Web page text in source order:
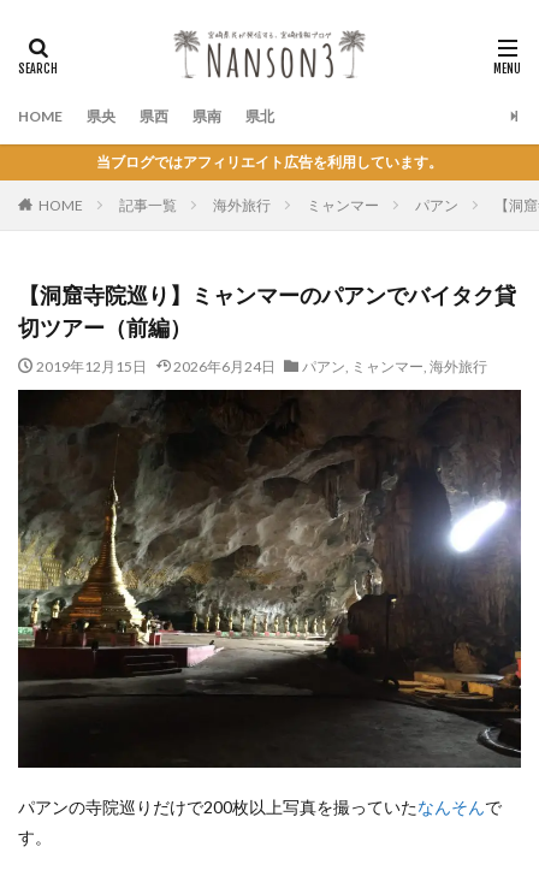
HOME 県央 県西 県南 県北
当ブログではアフィリエイト広告を利用しています。
HOME 記事一覧 海外旅行 ミャンマー パアン 【洞
【洞窟寺院巡り】ミャンマーのパアンでバイタク貸
切ツアー（前編）
2019年12月15日 2026年6月24日 パアン, ミャンマー, 海外旅行
パアンの寺院巡りだけで200枚以上写真を撮っていたなんそんで
す。